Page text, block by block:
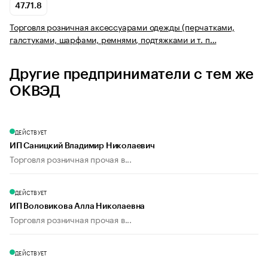
47.71.8
Торговля розничная аксессуарами одежды (перчатками,
галстуками, шарфами, ремнями, подтяжками и т. п…
Другие предприниматели с тем же
ОКВЭД
ДЕЙСТВУЕТ
ИП Саницкий Владимир Николаевич
Торговля розничная прочая в...
ДЕЙСТВУЕТ
ИП Воловикова Алла Николаевна
Торговля розничная прочая в...
ДЕЙСТВУЕТ